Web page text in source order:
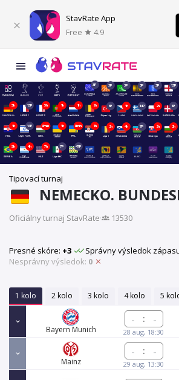
StavRate App
Free
4.9
3P 3P 3P 3P 3P 13P
5h 13P 5h 1h 1h 2h 6P 1h 14P 2h 1P
1h 14P 8min 1h 8min 1h 2h 4h 7P 2h 2h
5h 4h 7h 7P 47P
Tipovací turnaj
NEMECKO.
Oficiálny turnaj StavRate·
13530
Presné skóre: +3 Správny výsledok
Nesprávny výsledok: 0
1 kolo 2 kolo 3 kolo 4 kolo 5
Bayern Munich
:
28 aug, 18:30
Mainz
:
29 aug, 13:30